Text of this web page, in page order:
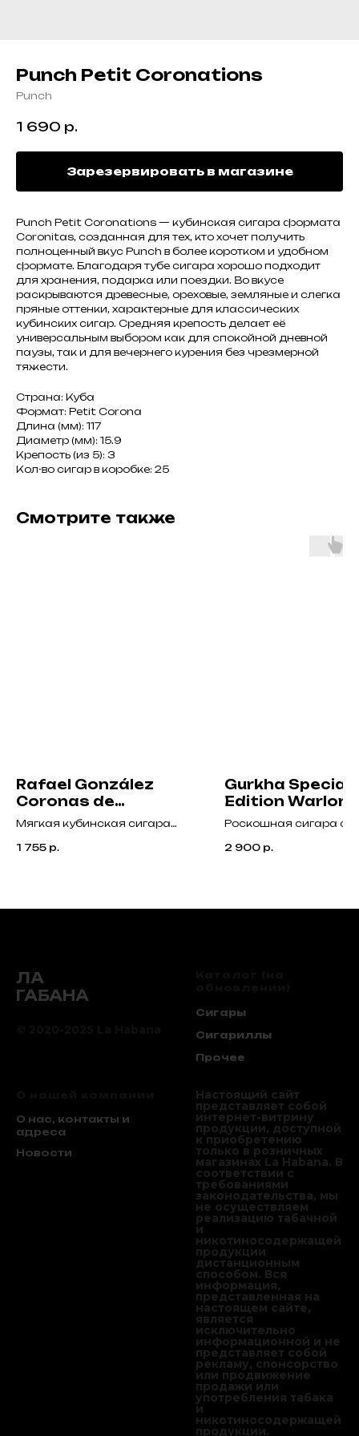
Punch Petit Coronations
Punch
1 690 р.
Зарезервировать в магазине
Punch Petit Coronations — кубинская сигара формата
Coronitas, созданная для тех, кто хочет получить
полноценный вкус Punch в более коротком и удобном
формате. Благодаря тубе сигара хорошо подходит
для хранения, подарка или поездки. Во вкусе
раскрываются древесные, ореховые, земляные и слегка
пряные оттенки, характерные для классических
кубинских сигар. Средняя крепость делает её
универсальным выбором как для спокойной дневной
паузы, так и для вечернего курения без чрезмерной
тяжести.
Страна: Куба
Формат: Petit Corona
Длина (мм): 117
Диаметр (мм): 15.9
Крепость (из 5): 3
Кол-во сигар в коробке: 25
Смотрите также
Rafael González
Coronas de
Lonsdales
Мягкая кубинская сигара
деликатным вкусом кедра,
1 755 р.
Gurkha Special
Edition Warlord
Роскошная сигара с
вкусом, богатый букет
2 900 р.
ЛА
ГАБАНА
Сигары
Сигариллы
Прочее
О нас, контакты и
адреса
Новости
Настоящий сайт
представляет собой
интернет-витрину
продукции, доступной
к приобретению
только в розничных
магазинах La Habana. В
соответствии с
требованиями
законодательства, мы
не осуществляем
реализацию табачной
и
никотиносодержащей
продукции
дистанционным
способом. Вся
информация,
представленная на
настоящем сайте,
является
исключительно
информационной и не
представляет собой
рекламу, спонсорство
или продвижение
продажи или
употребления табака
и
никотиносодержащей
продукции.